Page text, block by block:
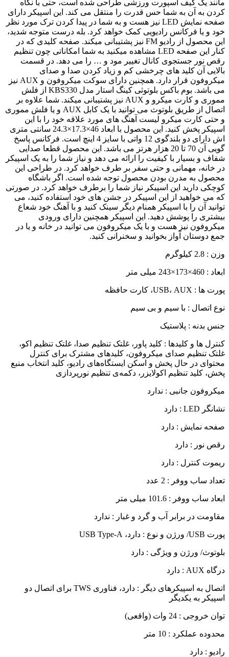
مانند یک کیف اسپورت ورزشی طراحی شده است، حتی با نگاه
کردن به آن به شما حس قدرت را منتقل می کند. این اسپیکر دارای
صفحه نمایش LED نیز هست و به شما در پیدا کردن ترک مورد نظر
خود و یا فرکانس رادیویی کمک خواهد کرد. بله درست متوجه شدید،
این محصول از رادیو FM نیز پشتیبانی میکند. صفحه کلیدی که در
کنار این صفحه LED مشاهده میکنید به شما امکاناتی چون تنظیم
رقص نور جستجوی کانال تغییر مود و … را می دهد. در قسمت
بالایی آن کلید های چرخشی کم و زیاد کردن صدا و صدای
میکروفون قرار دارد. همچنین دارای سوکت میکروفون و AUX نیز
می باشد. بوم باکس بلوتوثی کینگ استار مدل KBS330 از فلش
مموری و کارت میکرو و AUX نیز پشتیبانی میکند. شما علاوه بر
اتصال از طریق بلوتوث می توانید با یک کابل AUX و یا فلش مموری
و حتی کارت میکرو لیست آهنگ های مورد علاقه خود را با این
اسپیکر پخش کنید. این محصول با ابعاد 46×17.3×24.3 سانتی متری
اش دارای دو بلندگوی 12 واتی با سایز 4 اینچ است. فرکانس پاسخ
گویی آن 70 تا 20 هزار هرتز می باشد. این محصول قطعا صدایی
شفاف و بسیار با کیفیت را ارائه می دهد و نیاز شما را به یک اسپیکر
در خانه، مهمانی و حتی سفر بر طرف خواهد کرد. در طراحی این
محصول به مدرن بودن محصول توجه شده است. اگر باشگاه
کوچکی دارید این اسپیکر نیاز شما را برطرف خواهد کرد. در صورتی
که می خواهید از این اسپیکر در جشن های خود استفاده کنید، می
توانید آن را با اسپیکر همنام دیگر سینک کنید و با آهنگ خود شعاع
بیشتری را پوشش دهید. این اسپیکر همچنین دارای ورودی
میکروفون نیز هست و با یک میکروفون می توانید در خانه و یا در
جمع دوستان آواز بخوانید و سخنرانی کنید.
وزن : 2.8 کیلوگرم
ابعاد : 460×173×243 میلی متر
پورت‌ ها : USB، AUX، کارت حافظه
نوع اتصال : با سیم و بی‌ سیم
جنس بدنه : پلاستیک
کنترل‌ ها و کلید‌ها : کلید پاور، غلتک تنظیم صدا، غلتک تنظیم اکو،
غلتک تنظیم صدای میکروفون، کلیدهای مشترک برای کنترل
محتوای در حال پخش و اسکن ایستگاه‌های رادیو، کلید انتخاب منبع
پخش، کلید تنظیم اکولایزر، دکمه‌ی تنظیم نورپردازی
میکروفون جانبی : ندارد
نشانگر LED : دارد
صفحه نمایش : دارد
رقص نور : دارد
ریموت کنترل : دارد
تعداد ساب‌ ووفر : 2 عدد
ابعاد ساب‌ ووفر : 101.6 میلی‌ متر
مقاومت در برابر آب و گرد و غبار : ندارد
پورت USB/ ورژن و نوع : دارد، USB Type-A
بلوتوث/ ورژن و ویژگی : دارد
درگاه AUX : دارد
اتصال به اسپیکرهای دیگر : دارد، فناوری TWS برای اتصال دو
اسپیکر به یکدیگر
توان خروجی : 24 وات (واقعی)
محدوده عملکرد : 10 متر
رادیو : دارد